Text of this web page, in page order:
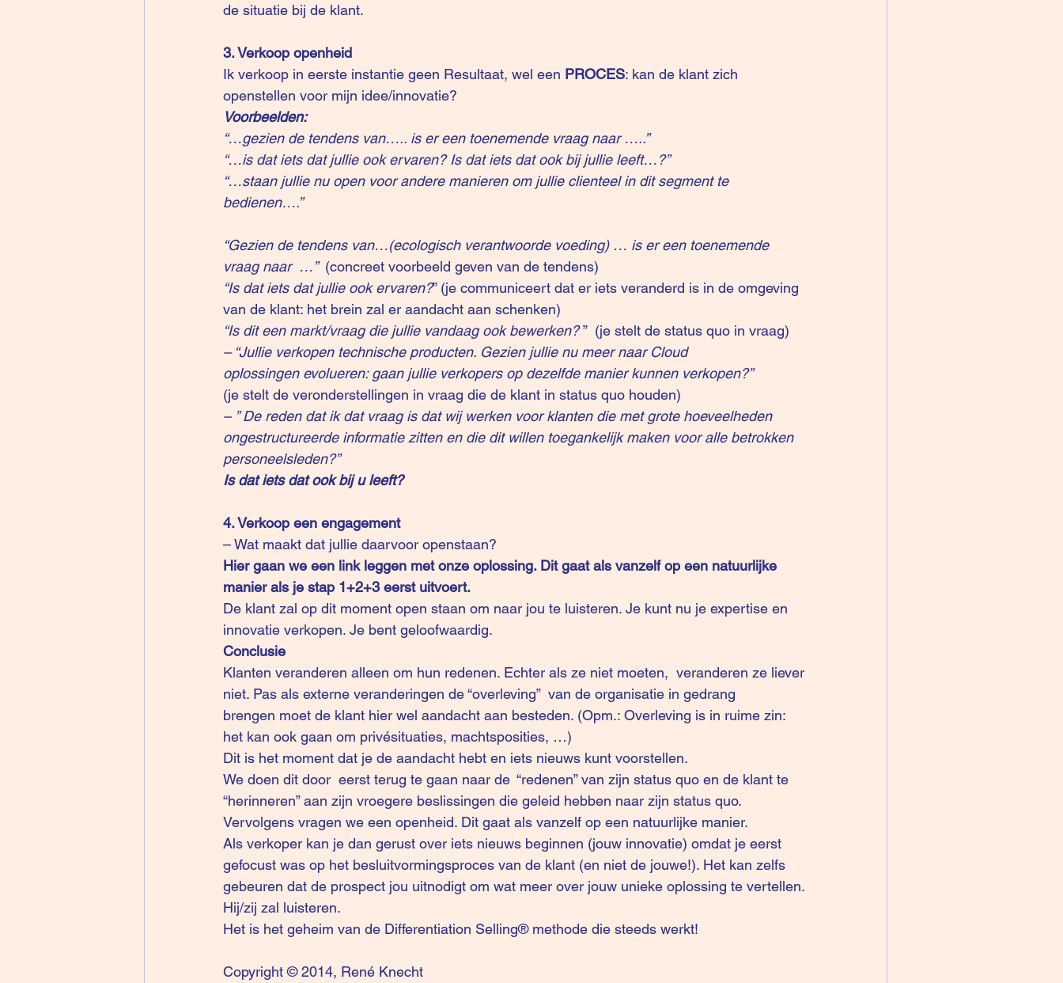
de situatie bij de klant.
3. Verkoop openheid
Ik verkoop in eerste instantie geen Resultaat, wel een PROCES: kan de klant zich
openstellen voor mijn idee/innovatie?
Voorbeelden:
“…gezien de tendens van….. is er een toenemende vraag naar …..”
“…is dat iets dat jullie ook ervaren? Is dat iets dat ook bij jullie leeft…?”
“…staan jullie nu open voor andere manieren om jullie clienteel in dit segment te
bedienen….”
“Gezien de tendens van…(ecologisch verantwoorde voeding) … is er een toenemende
vraag naar  …” (concreet voorbeeld geven van de tendens)
“Is dat iets dat jullie ook ervaren?” (je communiceert dat er iets veranderd is in de omgeving
van de klant: het brein zal er aandacht aan schenken)
“Is dit een markt/vraag die jullie vandaag ook bewerken? ”  (je stelt de status quo in vraag)
– “Jullie verkopen technische producten. Gezien jullie nu meer naar Cloud
oplossingen evolueren: gaan jullie verkopers op dezelfde manier kunnen verkopen?”
(je stelt de veronderstellingen in vraag die de klant in status quo houden)
– ” De reden dat ik dat vraag is dat wij werken voor klanten die met grote hoeveelheden
ongestructureerde informatie zitten en die dit willen toegankelijk maken voor alle betrokken
personeelsleden?”
Is dat iets dat ook bij u leeft?
4. Verkoop een engagement
– Wat maakt dat jullie daarvoor openstaan?
Hier gaan we een link leggen met onze oplossing. Dit gaat als vanzelf op een natuurlijke
manier als je stap 1+2+3 eerst uitvoert.
De klant zal op dit moment open staan om naar jou te luisteren. Je kunt nu je expertise en
innovatie verkopen. Je bent geloofwaardig.
Conclusie
Klanten veranderen alleen om hun redenen. Echter als ze niet moeten,  veranderen ze liever
niet. Pas als externe veranderingen de “overleving”  van de organisatie in gedrang
brengen moet de klant hier wel aandacht aan besteden. (Opm.: Overleving is in ruime zin:
het kan ook gaan om privésituaties, machtsposities, …)
Dit is het moment dat je de aandacht hebt en iets nieuws kunt voorstellen.
We doen dit door  eerst terug te gaan naar de  “redenen” van zijn status quo en de klant te
“herinneren” aan zijn vroegere beslissingen die geleid hebben naar zijn status quo.
Vervolgens vragen we een openheid. Dit gaat als vanzelf op een natuurlijke manier.
Als verkoper kan je dan gerust over iets nieuws beginnen (jouw innovatie) omdat je eerst
gefocust was op het besluitvormingsproces van de klant (en niet de jouwe!). Het kan zelfs
gebeuren dat de prospect jou uitnodigt om wat meer over jouw unieke oplossing te vertellen.
Hij/zij zal luisteren.
Het is het geheim van de Differentiation Selling® methode die steeds werkt!
Copyright © 2014, René Knecht